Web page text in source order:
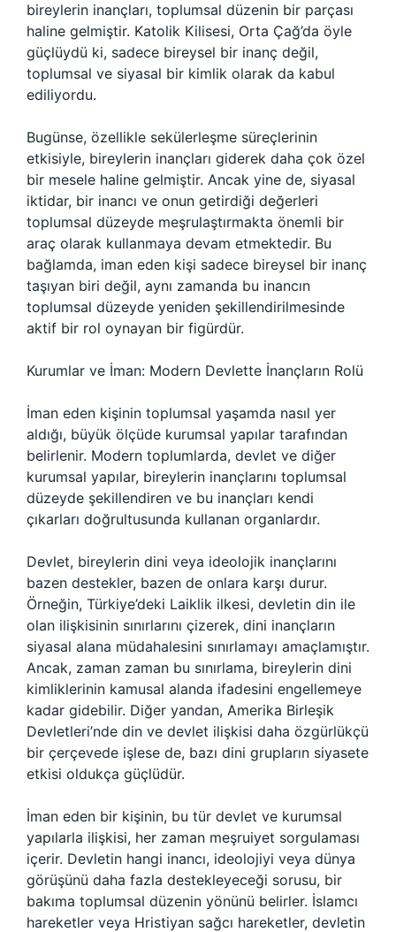
bireylerin inançları, toplumsal düzenin bir parçası
haline gelmiştir. Katolik Kilisesi, Orta Çağ’da öyle
güçlüydü ki, sadece bireysel bir inanç değil,
toplumsal ve siyasal bir kimlik olarak da kabul
ediliyordu.
Bugünse, özellikle sekülerleşme süreçlerinin
etkisiyle, bireylerin inançları giderek daha çok özel
bir mesele haline gelmiştir. Ancak yine de, siyasal
iktidar, bir inancı ve onun getirdiği değerleri
toplumsal düzeyde meşrulaştırmakta önemli bir
araç olarak kullanmaya devam etmektedir. Bu
bağlamda, iman eden kişi sadece bireysel bir inanç
taşıyan biri değil, aynı zamanda bu inancın
toplumsal düzeyde yeniden şekillendirilmesinde
aktif bir rol oynayan bir figürdür.
Kurumlar ve İman: Modern Devlette İnançların Rolü
İman eden kişinin toplumsal yaşamda nasıl yer
aldığı, büyük ölçüde kurumsal yapılar tarafından
belirlenir. Modern toplumlarda, devlet ve diğer
kurumsal yapılar, bireylerin inançlarını toplumsal
düzeyde şekillendiren ve bu inançları kendi
çıkarları doğrultusunda kullanan organlardır.
Devlet, bireylerin dini veya ideolojik inançlarını
bazen destekler, bazen de onlara karşı durur.
Örneğin, Türkiye’deki Laiklik ilkesi, devletin din ile
olan ilişkisinin sınırlarını çizerek, dini inançların
siyasal alana müdahalesini sınırlamayı amaçlamıştır.
Ancak, zaman zaman bu sınırlama, bireylerin dini
kimliklerinin kamusal alanda ifadesini engellemeye
kadar gidebilir. Diğer yandan, Amerika Birleşik
Devletleri’nde din ve devlet ilişkisi daha özgürlükçü
bir çerçevede işlese de, bazı dini grupların siyasete
etkisi oldukça güçlüdür.
İman eden bir kişinin, bu tür devlet ve kurumsal
yapılarla ilişkisi, her zaman meşruiyet sorgulaması
içerir. Devletin hangi inancı, ideolojiyi veya dünya
görüşünü daha fazla destekleyeceği sorusu, bir
bakıma toplumsal düzenin yönünü belirler. İslamcı
hareketler veya Hristiyan sağcı hareketler, devletin